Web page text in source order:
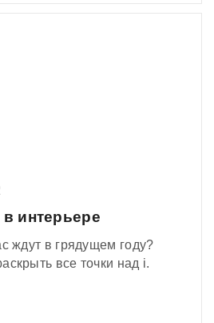
интерьере
ждут в грядущем году?
все точки над i.